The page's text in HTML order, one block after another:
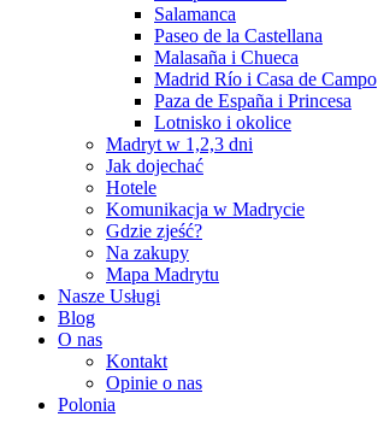
Salamanca
Paseo de la Castellana
Malasaña i Chueca
Madrid Río i Casa de Campo
Paza de España i Princesa
Lotnisko i okolice
Madryt w 1,2,3 dni
Jak dojechać
Hotele
Komunikacja w Madrycie
Gdzie zjeść?
Na zakupy
Mapa Madrytu
Nasze Usługi
Blog
O nas
Kontakt
Opinie o nas
Polonia